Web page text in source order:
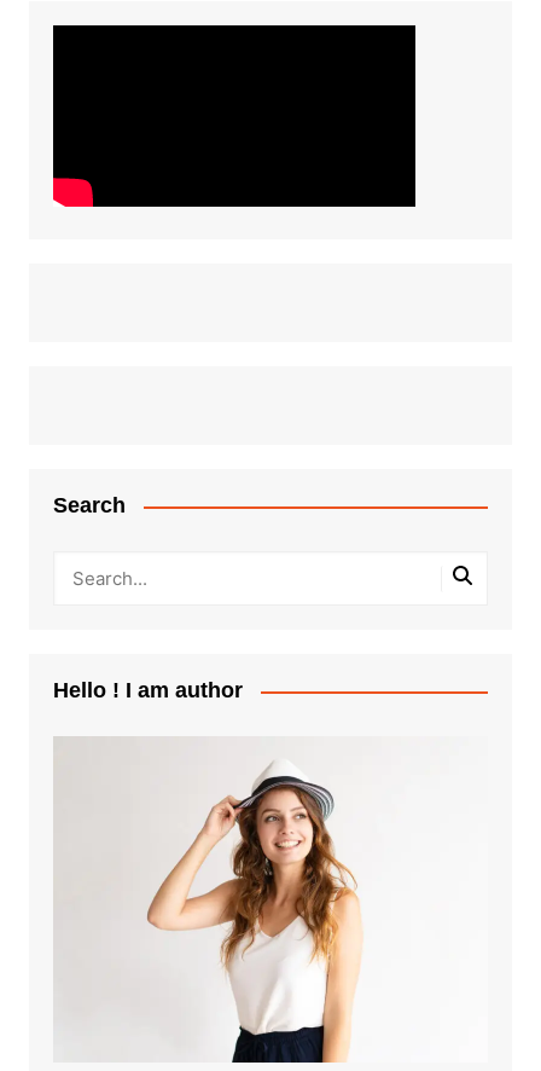
Search
Hello ! I am author